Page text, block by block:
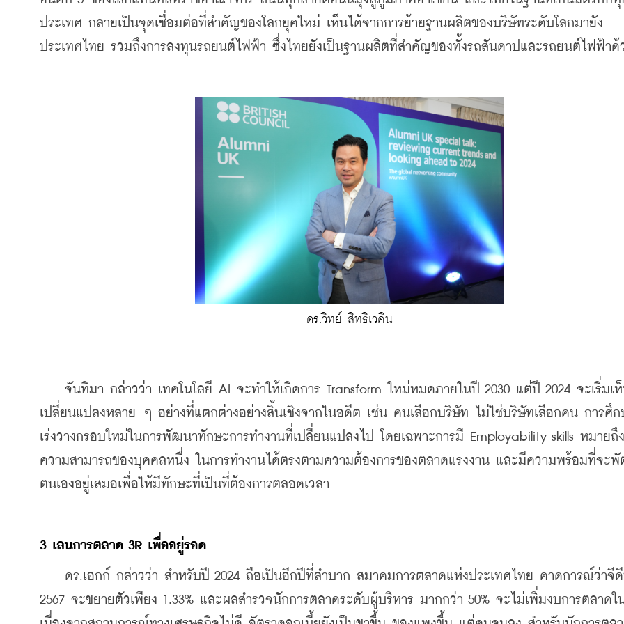
ประเทศ กลายเป็นจุดเชื่อมต่อที่สำคัญของโลกยุคใหม่ เห็นได้จากการย้ายฐานผลิตของบริษัทระดับโลกมายัง
ประเทศไทย รวมถึงการลงทุนรถยนต์ไฟฟ้า ซึ่งไทยยังเป็นฐานผลิตที่สำคัญของทั้งรถสันดาปและรถยนต์ไฟฟ้าด้
ดร.วิทย์ สิทธิเวคิน
จันทิมา กล่าวว่า เทคโนโลยี AI จะทำให้เกิดการ Transform ใหม่หมดภายในปี 2030 แต่ปี 2024 จะเริ่มเห็
เปลี่ยนแปลงหลาย ๆ อย่างที่แตกต่างอย่างสิ้นเชิงจากในอดีต เช่น คนเลือกบริษัท ไม่ใช่บริษัทเลือกคน การศึก
เร่งวางกรอบใหม่ในการพัฒนาทักษะการทำงานที่เปลี่ยนแปลงไป โดยเฉพาะการมี Employability skills หมายถึง
ความสามารถของบุคคลหนึ่ง ในการทำงานได้ตรงตามความต้องการของตลาดแรงงาน และมีความพร้อมที่จะ
ตนเองอยู่เสมอเพื่อให้มีทักษะที่เป็นที่ต้องการตลอดเวลา
3 เลนการตลาด 3R เพื่ออยู่รอด
ดร.เอกก์ กล่าวว่า สำหรับปี 2024 ถือเป็นอีกปีที่ลำบาก สมาคมการตลาดแห่งประเทศไทย คาดการณ์ว่าจี
2567 จะขยายตัวเพียง 1.33% และผลสำรวจนักการตลาดระดับผู้บริหาร มากกว่า 50% จะไม่เพิ่มงบการตลาดใ